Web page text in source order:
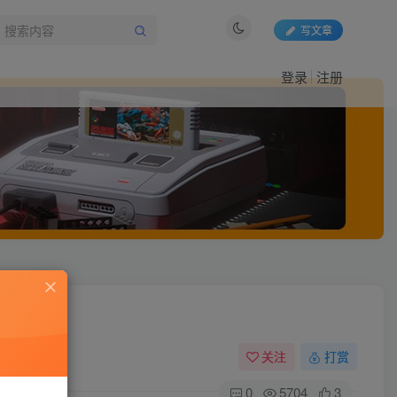
写文章
登录 注册
关注 打赏
0 5704 3